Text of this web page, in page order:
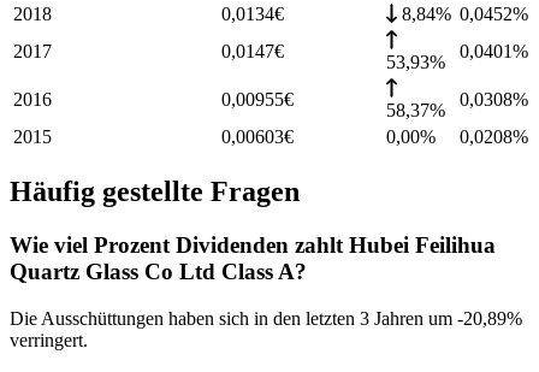
2018
0,0134€ 8,84% 0,0452%
2017
0,0147€
53,93%
0,0401%
2016 0,00955€
58,37%
0,0308%
2015
0,00603€ 0,00% 0,0208%
Häufig gestellte Fragen
Wie viel Prozent Dividenden zahlt Hubei Feilihua
Quartz Glass Co Ltd Class A?
Die Ausschüttungen haben sich in den letzten 3 Jahren um -20,89%
verringert.